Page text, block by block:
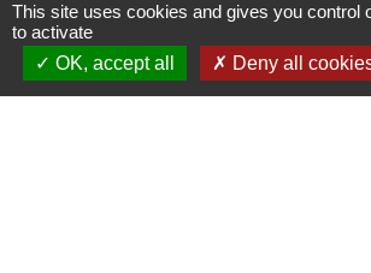
This site uses cookies and gives you control
to activate
OK, accept all
Deny all